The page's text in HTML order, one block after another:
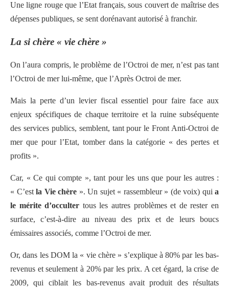
Une ligne rouge que l’Etat français, sous couvert de maîtrise des
dépenses publiques, se sent dorénavant autorisé à franchir.
La si chère « vie chère »
On l’aura compris, le problème de l’Octroi de mer, n’est pas tant
l’Octroi de mer lui-même, que l’Après Octroi de mer.
Mais la perte d’un levier fiscal essentiel pour faire face aux
enjeux spécifiques de chaque territoire et la ruine subséquente
des services publics, semblent, tant pour le Front Anti-Octroi de
mer que pour l’Etat, tomber dans la catégorie « des pertes et
profits ».
Car, « Ce qui compte », tant pour les uns que pour les autres :
« C’estla Vie chère ». Un sujet « rassembleur » (de voix) qui a
le mérite d’occulter tous les autres problèmes et de rester en
surface, c’est-à-dire au niveau des prix et de leurs boucs
émissaires associés, comme l’Octroi de mer.
Or, dans les DOM la « vie chère » s’explique à 80% par les bas-
revenus et seulement à 20% par les prix. A cet égard, la crise de
2009, qui ciblait les bas-revenus avait produit des résultats